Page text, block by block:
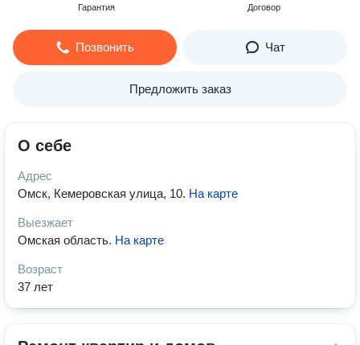
Гарантия Договор
Позвонить Чат
Предложить заказ
О себе
Адрес
Омск, Кемеровская улица, 10. На карте
Выезжает
Омская область. На карте
Возраст
37 лет